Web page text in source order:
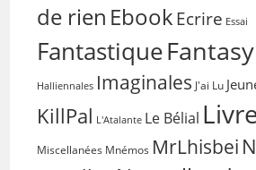
de rien EbookEcrire Essai
FantastiqueFantasy
Halliennales Imaginales J'ai Lu
KillPal L'Atalante Le Bélial
Miscellanées Mnémos MrLhisbei